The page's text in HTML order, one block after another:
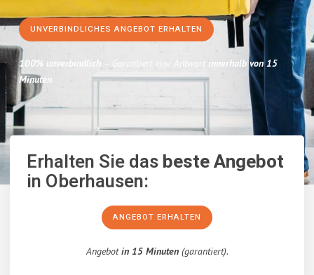
UNVERBINDLICHES ANGEBOT ERHALTEN
100% unverbindlich – Garantiert eine Antwort innerhalb von 15
Minuten.
Erhalten Sie dasbeste Angebot
in Oberhausen:
ANGEBOT ERHALTEN
Angebotin 15 Minuten(garantiert).